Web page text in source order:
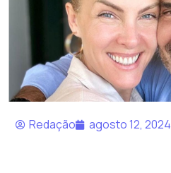
Redação agosto 12, 2024